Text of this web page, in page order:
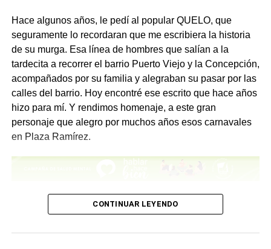
X Facebook WhatsApp Imprimir
Hace algunos años, le pedí al popular QUELO, que
seguramente lo recordaran que me escribiera la historia
de su murga. Esa línea de hombres que salían a la
tardecita a recorrer el barrio Puerto Viejo y la Concepción,
acompañados por su familia y alegraban su pasar por las
calles del barrio. Hoy encontré ese escrito que hace años
hizo para mí. Y rendimos homenaje, a este gran
personaje que alegro por muchos años esos carnavales
en Plaza Ramírez.
– “Historia y reseña de la Agrupación Murguista más
veterana de Concepción del Uruguay”
CONTINUAR LEYENDO